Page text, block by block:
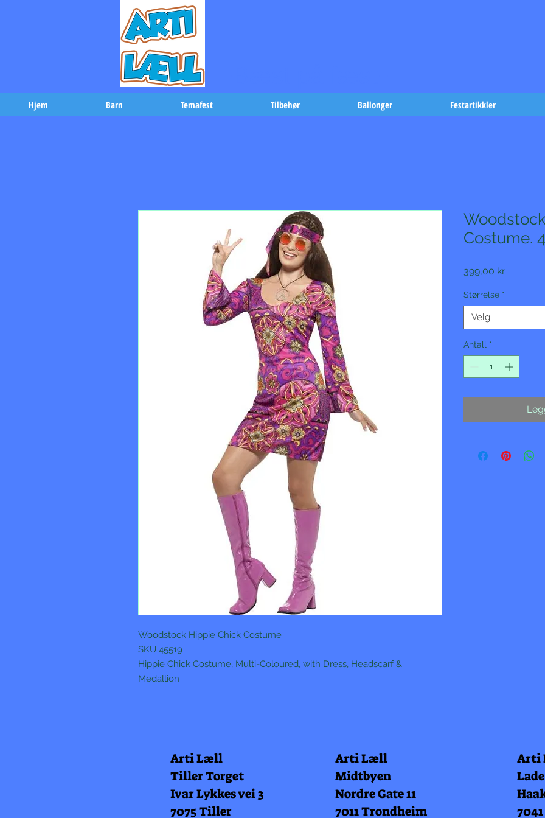
Hjem Barn Temafest Tilbehør Ballonger Festartikkler
Woodstock Hippie Chick Costume
SKU 45519
Hippie Chick Costume, Multi-Coloured, with Dress, Headscarf &
Medallion
Costume.
399,00 krPris
Størrelse *
Velg
Antall *
Arti Læll
Tiller Torget
Ivar Lykkes vei 3
7075 Tiller
Arti Læll
Midtbyen
Nordre Gate 11
7011 Trondheim
Arti